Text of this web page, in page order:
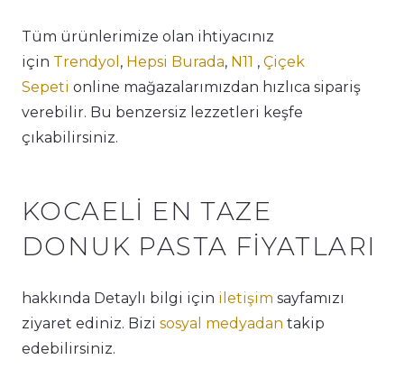
Tüm ürünlerimize olan ihtiyacınız
için Trendyol , Hepsi Burada, N11 , Çiçek
Sepeti online mağazalarımızdan hızlıca sipariş
verebilir. Bu benzersiz lezzetleri keşfe
çıkabilirsiniz.
KOCAELI EN TAZE
DONUK PASTA FIYATLARI
hakkında Detaylı bilgi için iletişim sayfamızı
ziyaret ediniz. Bizi sosyal medyadan takip
edebilirsiniz.